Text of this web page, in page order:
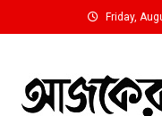
to
Friday,